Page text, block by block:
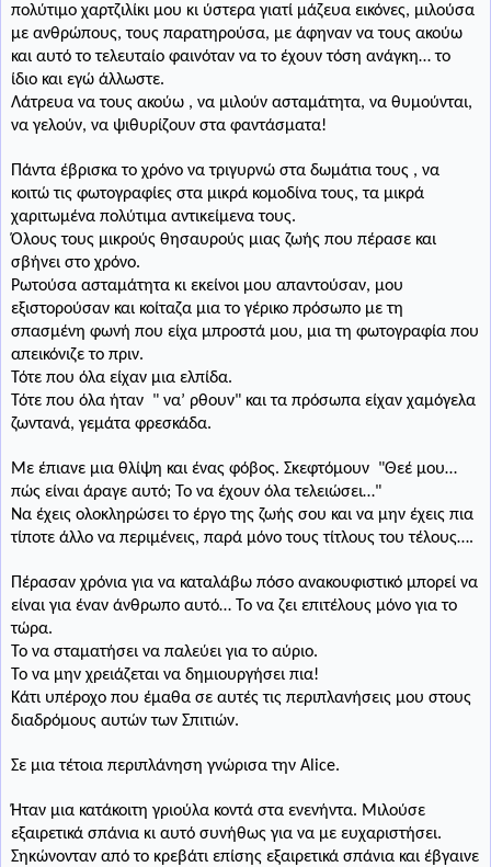
πολύτιμο χαρτζιλίκι μου κι ύστερα γιατί μάζευα εικόνες, μιλούσα
με ανθρώπους, τους παρατηρούσα, με άφηναν να τους ακούω
και αυτό το τελευταίο φαινόταν να το έχουν τόση ανάγκη… το
ίδιο και εγώ άλλωστε.
Λάτρευα να τους ακούω , να μιλούν ασταμάτητα, να θυμούνται,
να γελούν, να ψιθυρίζουν στα φαντάσματα!
Πάντα έβρισκα το χρόνο να τριγυρνώ στα δωμάτια τους , να
κοιτώ τις φωτογραφίες στα μικρά κομοδίνα τους, τα μικρά
χαριτωμένα πολύτιμα αντικείμενα τους.
Όλους τους μικρούς θησαυρούς μιας ζωής που πέρασε και
σβήνει στο χρόνο.
Ρωτούσα ασταμάτητα κι εκείνοι μου απαντούσαν, μου
εξιστορούσαν και κοίταζα μια το γέρικο πρόσωπο με τη
σπασμένη φωνή που είχα μπροστά μου, μια τη φωτογραφία που
απεικόνιζε το πριν.
Τότε που όλα είχαν μια ελπίδα.
Τότε που όλα ήταν " να’ ρθουν" και τα πρόσωπα είχαν χαμόγελα
ζωντανά, γεμάτα φρεσκάδα.
Με έπιανε μια θλίψη και ένας φόβος. Σκεφτόμουν "Θεέ μου…
πώς είναι άραγε αυτό; Το να έχουν όλα τελειώσει…"
Να έχεις ολοκληρώσει το έργο της ζωής σου και να μην έχεις πια
τίποτε άλλο να περιμένεις, παρά μόνο τους τίτλους του τέλους….
Πέρασαν χρόνια για να καταλάβω πόσο ανακουφιστικό μπορεί να
είναι για έναν άνθρωπο αυτό… Το να ζει επιτέλους μόνο για το
τώρα.
Το να σταματήσει να παλεύει για το αύριο.
Το να μην χρειάζεται να δημιουργήσει πια!
Κάτι υπέροχο που έμαθα σε αυτές τις περιπλανήσεις μου στους
διαδρόμους αυτών των Σπιτιών.
Σε μια τέτοια περιπλάνηση γνώρισα την Α lice.
Ήταν μια κατάκοιτη γριούλα κοντά στα ενενήντα. Μιλούσε
εξαιρετικά σπάνια κι αυτό συνήθως για να με ευχαριστήσει.
Σηκώνονταν από το κρεβάτι επίσης εξαιρετικά σπάνια και έβγαινε